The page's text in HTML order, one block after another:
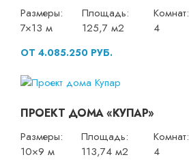
Размеры:
7×13 м
Площадь:
125,7 м2
Комнат:
4
ОТ 4.085.250 РУБ.
ПРОЕКТ ДОМА «КУПАР»
Размеры:
10×9 м
Площадь:
113,74 м2
Комнат:
4